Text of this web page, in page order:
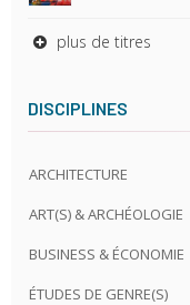
plus de titres
DISCIPLINES
ARCHITECTURE
ART(S) & ARCHÉOLOGIE
BUSINESS & ÉCONOMIE
ÉTUDES DE GENRE(S)